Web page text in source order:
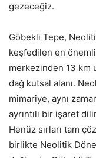
gezeceğiz.
Göbekli Tepe,
keşfedilen en
merkezinden 13 km
dağ kutsal alanı.
mimariye, aynı
ayrıntılı bir işaret
Henüz sırları tam
birlikte Neolitik